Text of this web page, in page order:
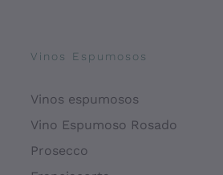
Vinos Espumosos
Vinos espumosos
Vino Espumoso Rosado
Prosecco